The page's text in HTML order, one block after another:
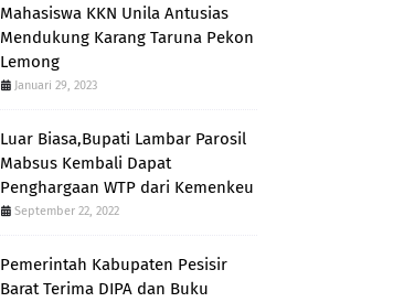
Mahasiswa KKN Unila Antusias
Mendukung Karang Taruna Pekon
Lemong
Januari 29, 2023
Luar Biasa,Bupati Lambar Parosil
Mabsus Kembali Dapat
Penghargaan WTP dari Kemenkeu
September 22, 2022
Pemerintah Kabupaten Pesisir
Barat Terima DIPA dan Buku